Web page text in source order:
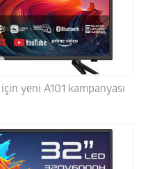
yeni A101 kampanyası